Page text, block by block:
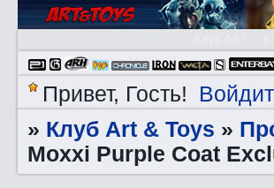
Привет, Гость!
» Клуб Art & Toys »
Moxxi Purple Coat